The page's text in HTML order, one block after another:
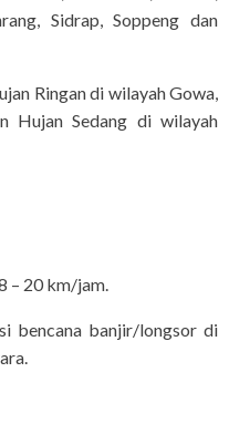
Sidrap, Soppeng dan
Ringan di wilayah Gowa,
Hujan Sedang di wilayah
– 20 km/jam.
bencana banjir/longsor di